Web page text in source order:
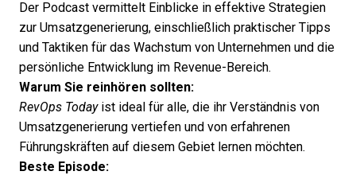
Der Podcast vermittelt Einblicke in effektive Strategien
zur Umsatzgenerierung, einschließlich praktischer Tipps
und Taktiken für das Wachstum von Unternehmen und die
persönliche Entwicklung im Revenue-Bereich.
Warum Sie reinhören sollten:
RevOps Todayist ideal für alle, die ihr Verständnis von
Umsatzgenerierung vertiefen und von erfahrenen
Führungskräften auf diesem Gebiet lernen möchten.
Beste Episode: